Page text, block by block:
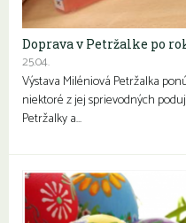
Doprava v Petržalke po
25.04.
Výstava Miléniová Petržalka
niektoré z jej sprievodných
Petržalky a…